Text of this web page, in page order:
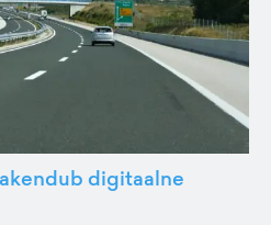
digitaalne